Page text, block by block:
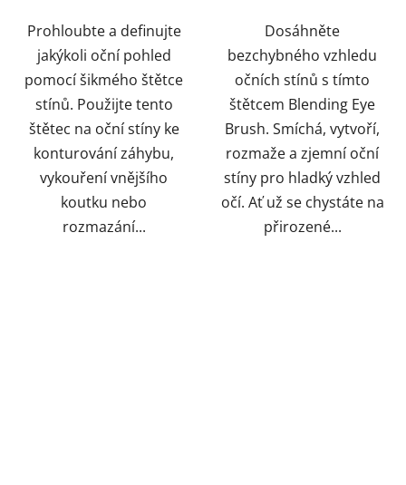
Prohloubte a definujte
jakýkoli oční pohled
pomocí šikmého štětce
stínů. Použijte tento
štětec na oční stíny ke
konturování záhybu,
vykouření vnějšího
koutku nebo
rozmazání...
Dosáhněte
bezchybného vzhledu
očních stínů s tímto
štětcem Blending Eye
Brush. Smíchá, vytvoří,
rozmaže a zjemní oční
stíny pro hladký vzhled
očí. Ať už se chystáte na
přirozené...